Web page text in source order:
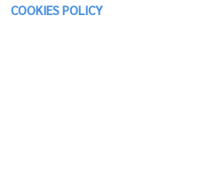
COOKIES POLICY